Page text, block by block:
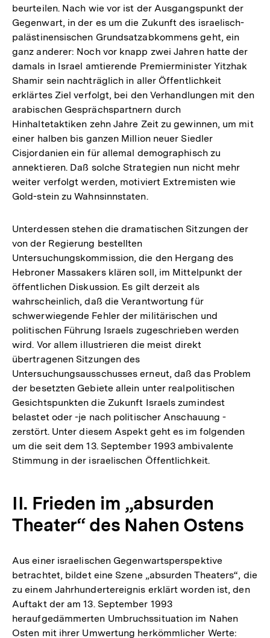
beurteilen. Nach wie vor ist der Ausgangspunkt der
Gegenwart, in der es um die Zukunft des israelisch-
palästinensischen Grundsatzabkommens geht, ein
ganz anderer: Noch vor knapp zwei Jahren hatte der
damals in Israel amtierende Premierminister Yitzhak
Shamir sein nachträglich in aller Öffentlichkeit
erklärtes Ziel verfolgt, bei den Verhandlungen mit den
arabischen Gesprächspartnern durch
Hinhaltetaktiken zehn Jahre Zeit zu gewinnen, um mit
einer halben bis ganzen Million neuer Siedler
Cisjordanien ein für allemal demographisch zu
annektieren. Daß solche Strategien nun nicht mehr
weiter verfolgt werden, motiviert Extremisten wie
Gold-stein zu Wahnsinnstaten.
Unterdessen stehen die dramatischen Sitzungen der
von der Regierung bestellten
Untersuchungskommission, die den Hergang des
Hebroner Massakers klären soll, im Mittelpunkt der
öffentlichen Diskussion. Es gilt derzeit als
wahrscheinlich, daß die Verantwortung für
schwerwiegende Fehler der militärischen und
politischen Führung Israels zugeschrieben werden
wird. Vor allem illustrieren die meist direkt
übertragenen Sitzungen des
Untersuchungsausschusses erneut, daß das Problem
der besetzten Gebiete allein unter realpolitischen
Gesichtspunkten die Zukunft Israels zumindest
belastet oder -je nach politischer Anschauung -
zerstört. Unter diesem Aspekt geht es im folgenden
um die seit dem 13. September 1993 ambivalente
Stimmung in der israelischen Öffentlichkeit.
II. Frieden im „absurden
Theater“ des Nahen Ostens
Aus einer israelischen Gegenwartsperspektive
betrachtet, bildet eine Szene „absurden Theaters“, die
zu einem Jahrhundertereignis erklärt worden ist, den
Auftakt der am 13. September 1993
heraufgedämmerten Umbruchssituation im Nahen
Osten mit ihrer Umwertung herkömmlicher Werte: